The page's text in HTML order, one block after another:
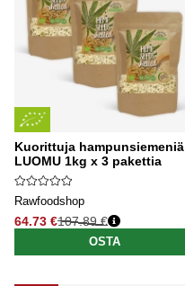
Kuorittuja hampunsiemeniä
LUOMU 1kg x 3 pakettia
Rawfoodshop
64.73 €
Normaali hinta
107.89 €
OSTA